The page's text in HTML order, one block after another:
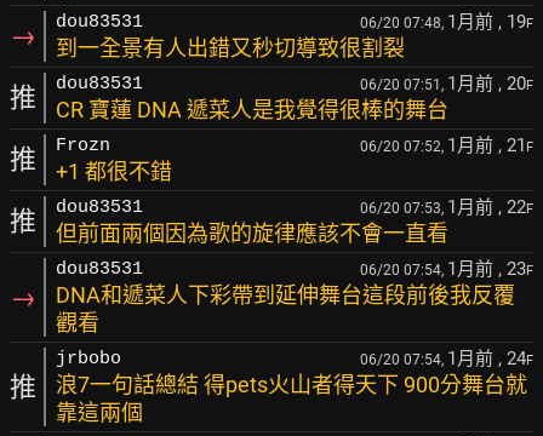
→ dou83531 06/20 07:48, 1月前 , 19F
到一全景有人出錯又秒切導致很割裂
推 dou83531 06/20 07:51, 1月前 , 20F
CR 寶蓮 DNA 遞菜人是我覺得很棒的舞台
推 Frozn 06/20 07:52, 1月前 , 21 F
+1 都很不錯
推 dou83531 06/20 07:53, 1月前 , 22F
但前面兩個因為歌的旋律應該不會一直看
→
dou83531 06/20 07:54, 1月前 , 23F
DNA和遞菜人下彩帶到延伸舞台這段前後我反覆
觀看
推
jrbobo 06/20 07:54, 1月前 , 24F
浪7一句話總結 得pets火山者得天下 900分舞台就
靠這兩個